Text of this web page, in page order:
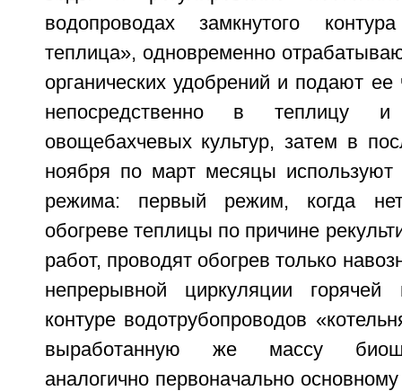
водопроводах замкнутого
теплица», одновременно
органических удобрений и подают
непосредственно в теплицу и
овощебахчевых культур, затем в
ноября по март месяцы используют
режима: первый режим, когда
обогреве теплицы по причине
работ, проводят обогрев только
непрерывной циркуляции
контуре водотрубопроводов
выработанную же массу
аналогично первоначально